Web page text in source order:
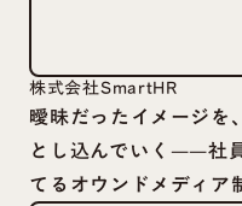
株式会社SmartHR
曖昧だったイメージ
とし込んでいく——社
てるオウンドメディア